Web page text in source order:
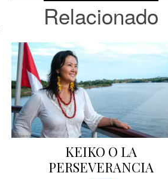
Relacionado
KEIKO O LA
PERSEVERANCIA